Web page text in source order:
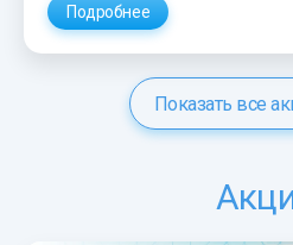
Подробнее
Показать все